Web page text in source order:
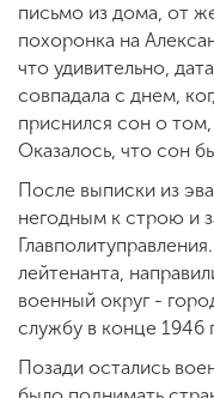
письмо из дома, от
похоронка на
что удивительно,
совпадала с днем,
приснился сон о
Оказалось, что сон
После выписки из
негодным к строю и
лейтенанта,
военный округ -
службу в конце 1946
Позади остались